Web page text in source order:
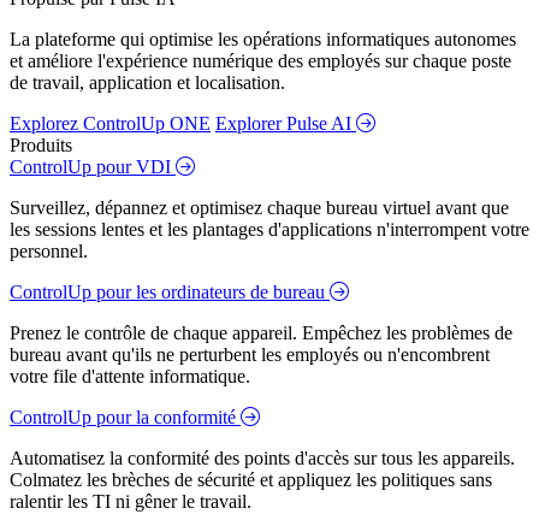
La plateforme qui optimise les opérations informatiques autonomes
et améliore l'expérience numérique des employés sur chaque poste
de travail, application et localisation.
Explorez ControlUp ONE Explorer Pulse AI
Produits
ControlUp pour VDI
Surveillez, dépannez et optimisez chaque bureau virtuel avant que
les sessions lentes et les plantages d'applications n'interrompent votre
personnel.
ControlUp pour les ordinateurs de bureau
Prenez le contrôle de chaque appareil. Empêchez les problèmes de
bureau avant qu'ils ne perturbent les employés ou n'encombrent
votre file d'attente informatique.
ControlUp pour la conformité
Automatisez la conformité des points d'accès sur tous les appareils.
Colmatez les brèches de sécurité et appliquez les politiques sans
ralentir les TI ni gêner le travail.